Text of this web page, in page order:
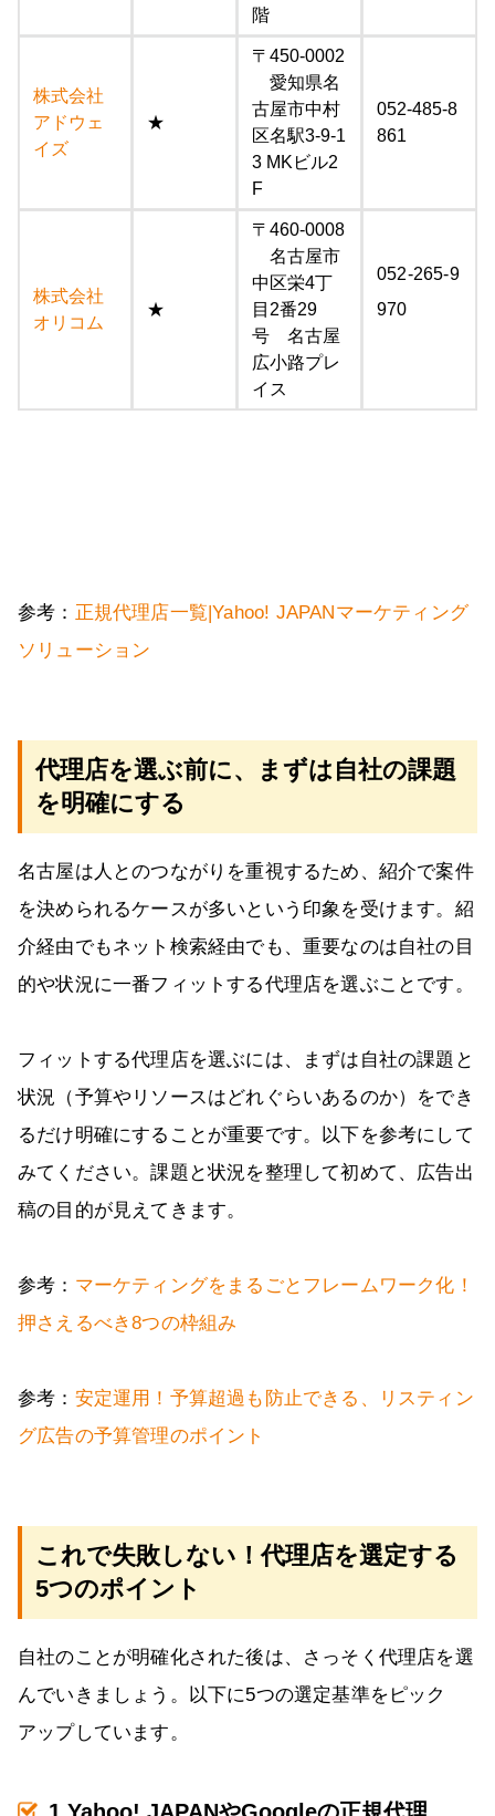
階
株式会社
アドウェ
イズ
★
〒450-0002
愛知県名
古屋市中村
区名駅3-9-1
3 MKビル2
F
052-485-8
861
株式会社
オリコム
★
〒460-0008
名古屋市
中区栄4丁
目2番29
号 名古屋
広小路プレ
イス
052-265-9
970
参考： 正規代理店一覧|Yahoo! JAPANマーケティング
ソリューション
代理店を選ぶ前に、まずは自社の課題
を明確にする
名古屋は人とのつながりを重視するため、紹介で案件
を決められるケースが多いという印象を受けます。紹
介経由でもネット検索経由でも、重要なのは自社の目
的や状況に一番フィットする代理店を選ぶことです。
フィットする代理店を選ぶには、まずは自社の課題と
状況（予算やリソースはどれぐらいあるのか）をでき
るだけ明確にすることが重要です。以下を参考にして
みてください。課題と状況を整理して初めて、広告出
稿の目的が見えてきます。
参考： マーケティングをまるごとフレームワーク化！
押さえるべき8つの枠組み
参考： 安定運用！予算超過も防止できる、リスティン
グ広告の予算管理のポイント
これで失敗しない！代理店を選定する
5つのポイント
自社のことが明確化された後は、さっそく代理店を選
んでいきましょう。以下に5つの選定基準をピック
アップしています。